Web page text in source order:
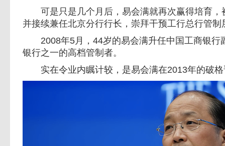
可是只是几个月后，易会满就再次赢得培育，
并接续兼任北京分行行长，崇拜干预工行总行管制
2008年5月，44岁的易会满升任中国工商银行
银行之一的高档管制者。
实在令业内瞩计较，是易会满在2013年的破格